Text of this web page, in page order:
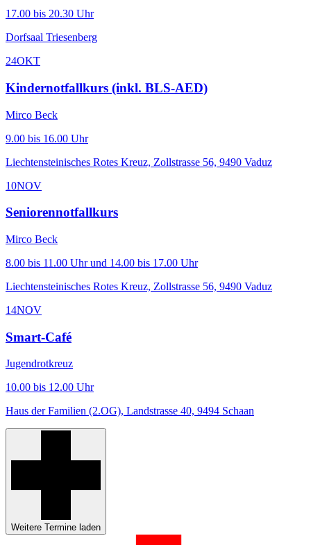
17.00 bis 20.30 Uhr
Dorfsaal Triesenberg
24OKT
Kindernotfallkurs (inkl. BLS-AED)
Mirco Beck
9.00 bis 16.00 Uhr
Liechtensteinisches Rotes Kreuz, Zollstrasse 56, 9490 Vaduz
10NOV
Seniorennotfallkurs
Mirco Beck
8.00 bis 11.00 Uhr und 14.00 bis 17.00 Uhr
Liechtensteinisches Rotes Kreuz, Zollstrasse 56, 9490 Vaduz
14NOV
Smart-Café
Jugendrotkreuz
10.00 bis 12.00 Uhr
Haus der Familien (2.OG), Landstrasse 40, 9494 Schaan
Weitere Termine laden